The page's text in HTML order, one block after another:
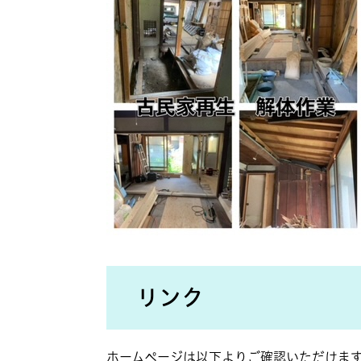
リンク
ホームページは以下よりご確認いただけま